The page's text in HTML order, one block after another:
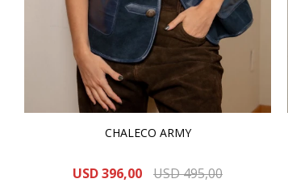
CHALECO ARMY
USD396,00 USD495,00